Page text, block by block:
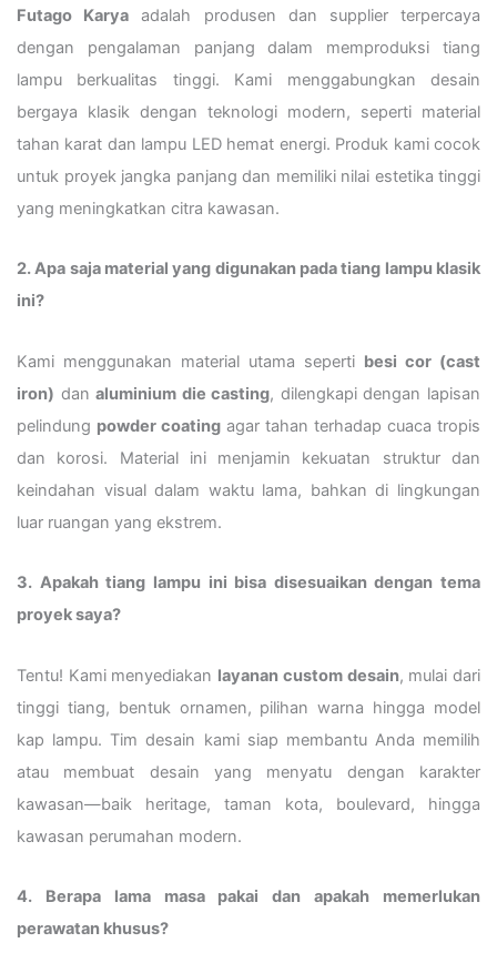
Futago Karya adalah produsen dan supplier terpercaya
dengan pengalaman panjang dalam memproduksi tiang
lampu berkualitas tinggi. Kami menggabungkan desain
bergaya klasik dengan teknologi modern, seperti material
tahan karat dan lampu LED hemat energi. Produk kami cocok
untuk proyek jangka panjang dan memiliki nilai estetika tinggi
yang meningkatkan citra kawasan.
2. Apa saja material yang digunakan pada tiang lampu klasik
ini?
Kami menggunakan material utama seperti besi cor (cast
iron) danaluminium die casting, dilengkapi dengan lapisan
pelindung powder coating agar tahan terhadap cuaca tropis
dan korosi. Material ini menjamin kekuatan struktur dan
keindahan visual dalam waktu lama, bahkan di lingkungan
luar ruangan yang ekstrem.
3. Apakah tiang lampu ini bisa disesuaikan dengan tema
proyek saya?
Tentu! Kami menyediakan layanan custom desain, mulai dari
tinggi tiang, bentuk ornamen, pilihan warna hingga model
kap lampu. Tim desain kami siap membantu Anda memilih
atau membuat desain yang menyatu dengan karakter
kawasan—baik heritage, taman kota, boulevard, hingga
kawasan perumahan modern.
4. Berapa lama masa pakai dan apakah memerlukan
perawatan khusus?